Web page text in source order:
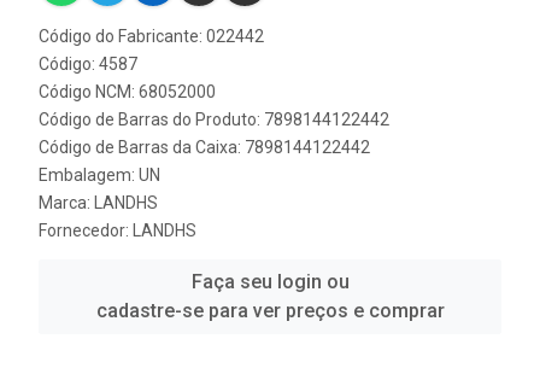
Código do Fabricante: 022442
Código: 4587
Código NCM: 68052000
Código de Barras do Produto: 7898144122442
Código de Barras da Caixa: 7898144122442
Embalagem: UN
Marca:
LANDHS
Fornecedor:
LANDHS
Faça seu login ou
cadastre-se para ver preços e comprar